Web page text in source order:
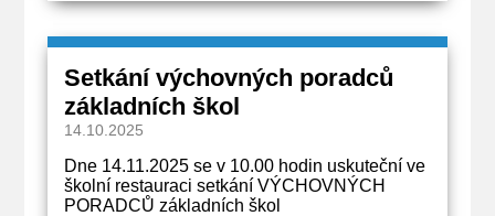
Setkání výchovných poradců
základních škol
14.10.2025
Dne 14.11.2025 se v 10.00 hodin uskuteční ve
školní restauraci setkání VÝCHOVNÝCH
PORADCŮ základních škol